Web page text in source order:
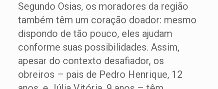
Segundo Osias, os moradores da região
também têm um coração doador: mesmo
dispondo de tão pouco, eles ajudam
conforme suas possibilidades. Assim,
apesar do contexto desafiador, os
obreiros – pais de Pedro Henrique, 12